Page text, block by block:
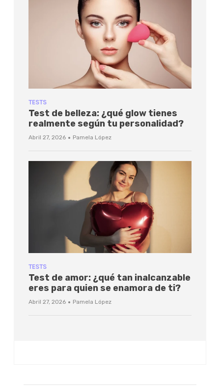
TESTS
Test de belleza: ¿qué glow tienes
realmente según tu personalidad?
Abril 27, 2026 · Pamela López
TESTS
Test de amor: ¿qué tan inalcanzable
eres para quien se enamora de ti?
Abril 27, 2026 · Pamela López